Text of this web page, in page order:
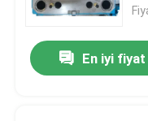
En iyi fiyat